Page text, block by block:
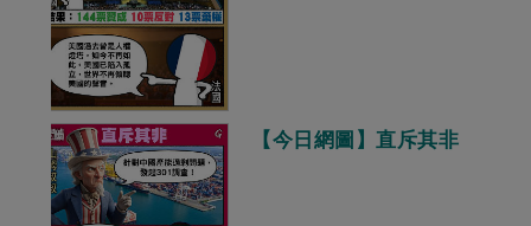
【今日網圖】直斥其非